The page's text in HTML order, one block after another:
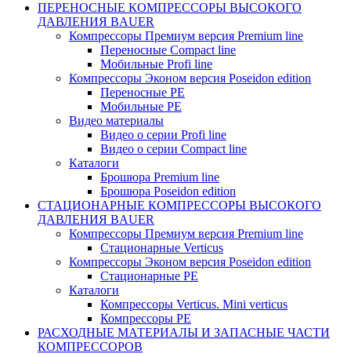
ПЕРЕНОСНЫЕ КОМПРЕССОРЫ ВЫСОКОГО
ДАВЛЕНИЯ BAUER
Компрессоры Премиум версия Premium line
Переносные Compact line
Мобильные Profi line
Компрессоры Эконом версия Poseidon edition
Переносные PE
Мобильные PE
Видео материалы
Видео о серии Profi line
Видео о серии Compact line
Каталоги
Брошюра Premium line
Брошюра Poseidon edition
СТАЦИОНАРНЫЕ КОМПРЕССОРЫ ВЫСОКОГО
ДАВЛЕНИЯ BAUER
Компрессоры Премиум версия Premium line
Стационарные Verticus
Компрессоры Эконом версия Poseidon edition
Стационарные PE
Каталоги
Компрессоры Verticus. Mini verticus
Компрессоры PE
РАСХОДНЫЕ МАТЕРИАЛЫ И ЗАПАСНЫЕ ЧАСТИ
КОМПРЕССОРОВ